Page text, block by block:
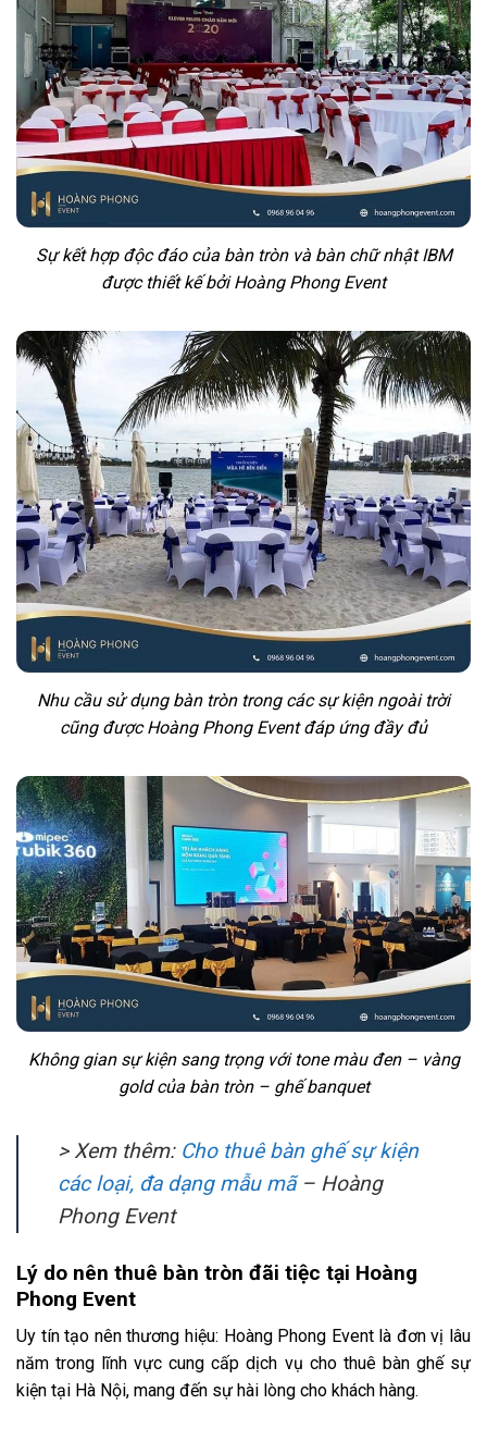
Sự kết hợp độc đáo của bàn tròn và bàn chữ nhật IBM
được thiết kế bởi Hoàng Phong Event
Nhu cầu sử dụng bàn tròn trong các sự kiện ngoài trời
cũng được Hoàng Phong Event đáp ứng đầy đủ
Không gian sự kiện sang trọng với tone màu đen – vàng
gold của bàn tròn – ghế banquet
> Xem thêm: Cho thuê bàn ghế sự kiện
các loại, đa dạng mẫu mã– Hoàng
Phong Event
Lý do nên thuê bàn tròn đãi tiệc tại Hoàng
Phong Event
Uy tín tạo nên thương hiệu: Hoàng Phong Event là đơn vị lâu
năm trong lĩnh vực cung cấp dịch vụ cho thuê bàn ghế sự
kiện tại Hà Nội, mang đến sự hài lòng cho khách hàng.